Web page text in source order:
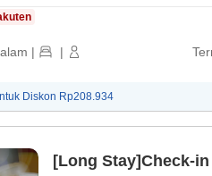
| |
Diskon Rp208.934
[Long Stay]Check-